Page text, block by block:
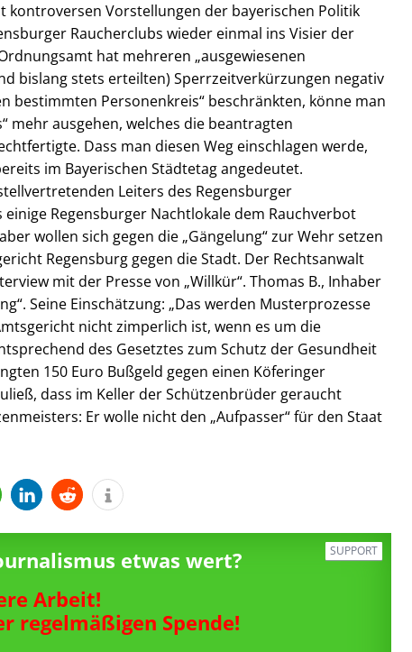
kontroversen Vorstellungen der bayerischen Politik
Raucherclubs wieder einmal ins Visier der
hat mehreren „ausgewiesenen
bislang stets erteilten) Sperrzeitverkürzungen negativ
bestimmten Personenkreis“ beschränkten, könne man
mehr ausgehen, welches die beantragten
Dass man diesen Weg einschlagen werde,
im Bayerischen Städtetag angedeutet.
Leiters des Regensburger
Regensburger Nachtlokale dem Rauchverbot
wollen sich gegen die „Gängelung“ zur Wehr setzen
Regensburg gegen die Stadt. Der Rechtsanwalt
mit der Presse von „Willkür“. Thomas B., Inhaber
Seine Einschätzung: „Das werden Musterprozesse
nicht zimperlich ist, wenn es um die
des Gesetztes zum Schutz der Gesundheit
150 Euro Bußgeld gegen einen Köferinger
dass im Keller der Schützenbrüder geraucht
Er wolle nicht den „Aufpasser“ für den Staat
SUPPORT
etwas wert?
Arbeit!
regelmäßigen Spende!